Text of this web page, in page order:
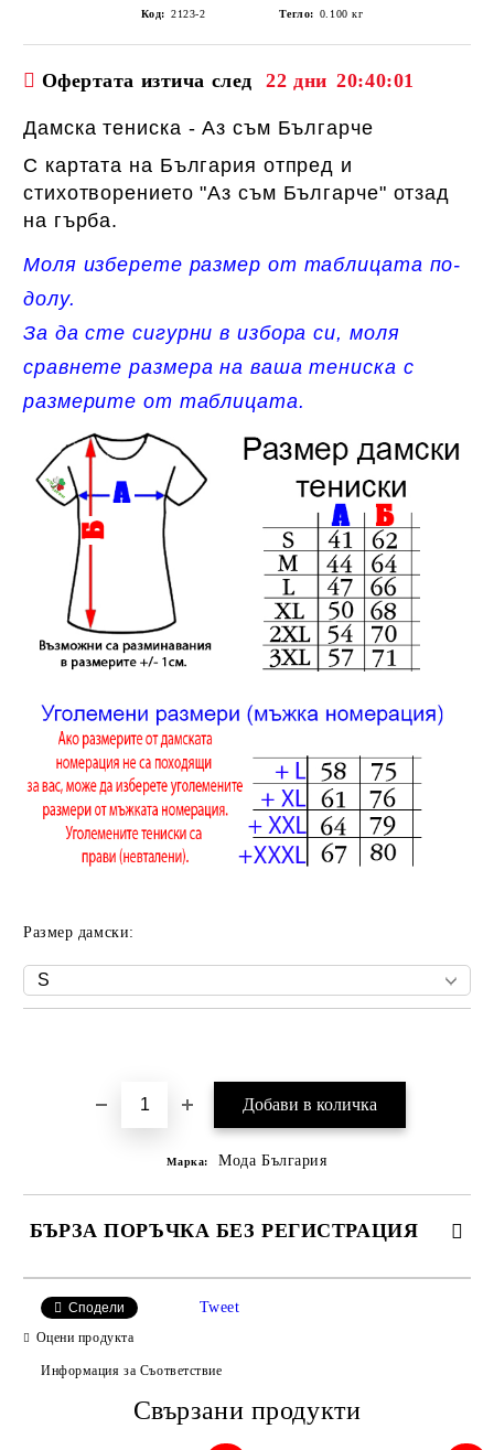
Код: 2123-2 Тегло: 0.100 кг
Офертата изтича след 22 дни 20:40:01
Дамска тениска - Аз съм Българче
С картата на България отпред и
стихотворението "Аз съм Българче" отзад
на гърба.
Моля изберете размер от таблицата по-
долу.
За да сте сигурни в избора си, моля
сравнете размера на ваша тениска с
размерите от таблицата.
Размер дамски:
Марка: Мода България
БЪРЗА ПОРЪЧКА БЕЗ РЕГИСТРАЦИЯ
Съгласен съм сПолитиката за лични данни
Сподели Tweet
Оцени продукта
Информация за Съответствие
Свързани продукти